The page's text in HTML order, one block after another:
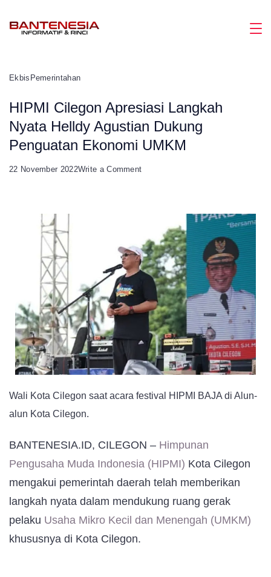
Ekbis Pemerintahan
HIPMI Cilegon Apresiasi Langkah
Nyata Helldy Agustian Dukung
Penguatan Ekonomi UMKM
22 November 2022Write a Commenton
Langkah
Nyata
Helldy
Agustian
Dukung
Penguatan
Ekonomi
UMKM
Wali Kota Cilegon saat acara festival HIPMI BAJA di Alun-
alun Kota Cilegon.
BANTENESIA.ID, CILEGON – Himpunan
Pengusaha Muda Indonesia (HIPMI) Kota Cilegon
mengakui pemerintah daerah telah memberikan
langkah nyata dalam mendukung ruang gerak
pelaku Usaha Mikro Kecil dan Menengah (UMKM)
khususnya di Kota Cilegon.